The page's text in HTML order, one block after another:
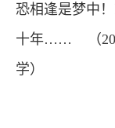
恐相逢是梦中
十年……
（
学）